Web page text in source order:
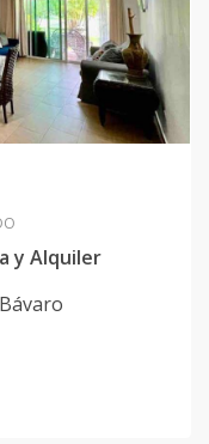
y Alquiler
Bávaro